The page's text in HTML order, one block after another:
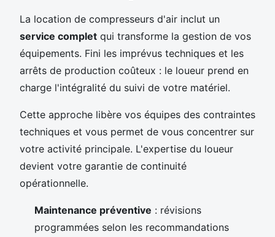
La location de compresseurs d'air inclut un
service complet qui transforme la gestion de vos
équipements. Fini les imprévus techniques et les
arrêts de production coûteux : le loueur prend en
charge l'intégralité du suivi de votre matériel.
Cette approche libère vos équipes des contraintes
techniques et vous permet de vous concentrer sur
votre activité principale. L'expertise du loueur
devient votre garantie de continuité
opérationnelle.
Maintenance préventive : révisions
programmées selon les recommandations